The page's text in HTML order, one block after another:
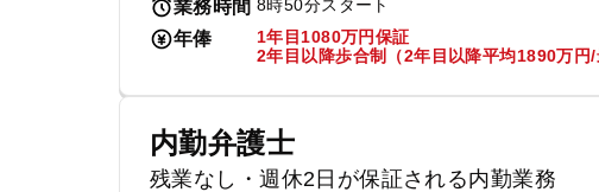
業務時間 8時50分スタート
年俸
1年目1080万円保証
2年目以降歩合制（2年目以降平均1890万円/
内勤弁護士
残業なし・週休2日が保証される内勤業務